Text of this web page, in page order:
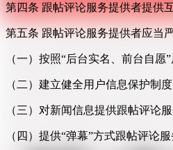
第四条 跟帖评论服务提供者提供
第五条 跟帖评论服务提供者应当
（一）按照“后台实名、前台自
（二）建立健全用户信息保护制
（三）对新闻信息提供跟帖评论
（四）提供“弹幕”方式跟帖评论